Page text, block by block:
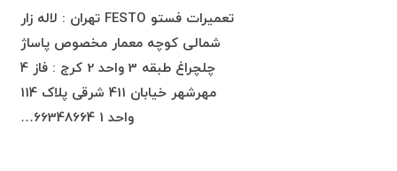
تعمیرات فستو FESTO تهران : لاله زار
شمالی کوچه معمار مخصوص پاساژ
چلچراغ طبقه 3 واحد 2 کرج : فاز 4
مهرشهر خیابان 411 شرقی پلاک 114
واحد 1 66348664…